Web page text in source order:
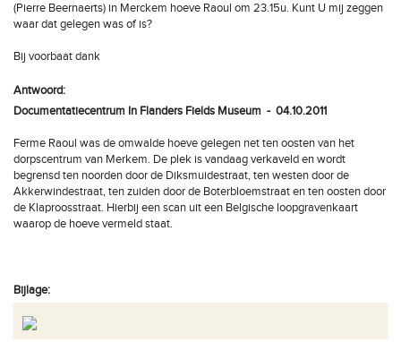
(Pierre Beernaerts) in Merckem hoeve Raoul om 23.15u. Kunt U mij zeggen
waar dat gelegen was of is?
Bij voorbaat dank
Antwoord:
Documentatiecentrum In Flanders Fields Museum - 04.10.2011
Ferme Raoul was de omwalde hoeve gelegen net ten oosten van het
dorpscentrum van Merkem. De plek is vandaag verkaveld en wordt
begrensd ten noorden door de Diksmuidestraat, ten westen door de
Akkerwindestraat, ten zuiden door de Boterbloemstraat en ten oosten door
de Klaproosstraat. Hierbij een scan uit een Belgische loopgravenkaart
waarop de hoeve vermeld staat.
Bijlage: